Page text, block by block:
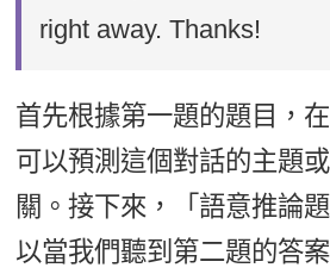
right away. Thanks!
首先根據第一題的題目，
可以預測這個對話的主題
關。接下來，「語意推論
以當我們聽到第二題的答